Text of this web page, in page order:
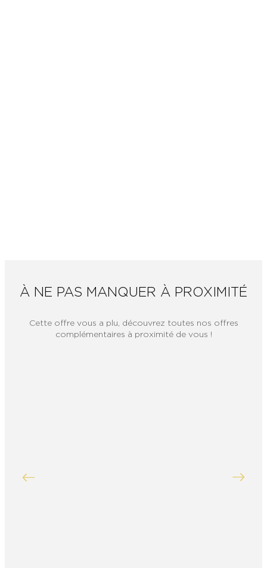
À NE PAS MANQUER À PROXIMITÉ
Cette offre vous a plu, découvrez toutes nos offres
complémentaires à proximité de vous !